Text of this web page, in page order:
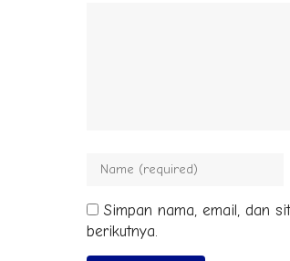
Simpan nama, email, dan
berikutnya.